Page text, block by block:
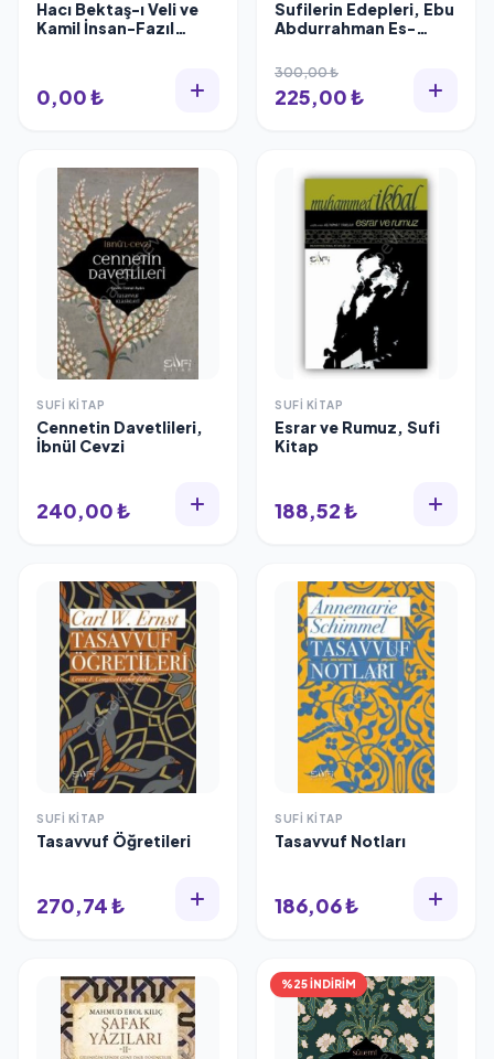
Hacı Bektaş-ı Veli ve
Kamil İnsan-Fazıl
0,00 ₺
Sufilerin Edepleri, Ebu
Abdurrahman Es-
300,00 ₺
225,00 ₺
SUFI KITAP
Cennetin Davetlileri,
İbnül Cevzi
240,00 ₺
SUFI KITAP
Esrar ve Rumuz, Sufi
Kitap
188,52 ₺
SUFI KITAP
Tasavvuf Öğretileri
270,74 ₺
SUFI KITAP
Tasavvuf Notları
186,06 ₺
%25 İNDİRİM